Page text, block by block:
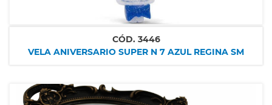
CÓD. 3446
VELA ANIVERSARIO SUPER N 7 AZUL REGINA SM